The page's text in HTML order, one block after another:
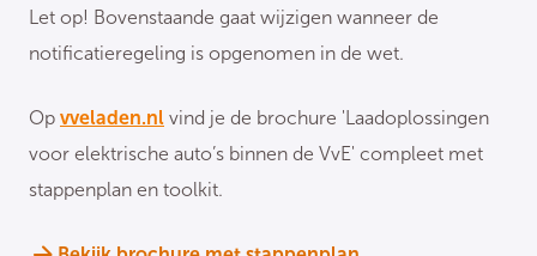
Let op! Bovenstaande gaat wijzigen wanneer de
notificatieregeling is opgenomen in de wet.
Op vveladen.nl vind je de brochure 'Laadoplossingen
voor elektrische auto’s binnen de VvE' compleet met
stappenplan en toolkit.